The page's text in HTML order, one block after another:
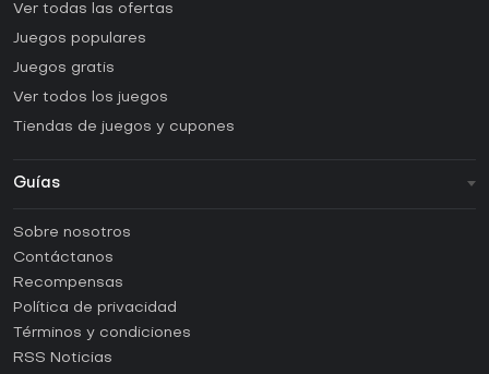
Ver todas las ofertas
Juegos populares
Juegos gratis
Ver todos los juegos
Tiendas de juegos y cupones
Guías
Guías y tutoriales
¿Cómo activar una CD Key de Steam?
¿Cómo activar una CD Key de Epic Games?
¿Cómo activar una CD Key de GOG?
¿Cómo activar una CD Key de Ubisoft Connect?
Sobre nosotros
Contáctanos
Recompensas
Política de privacidad
Términos y condiciones
RSS Noticias